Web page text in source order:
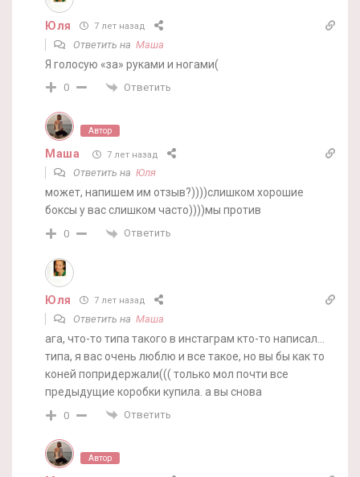
Юля 7 лет назад
Ответить на Маша
Я голосую «за» руками и ногами(
0 Ответить
Автор
Маша 7 лет назад
Ответить на Юля
может, напишем им отзыв?))))слишком хорошие
боксы у вас слишком часто))))мы против
0 Ответить
Юля 7 лет назад
Ответить на Маша
ага, что-то типа такого в инстаграм кто-то написал…
типа, я вас очень люблю и все такое, но вы бы как то
коней попридержали((( только мол почти все
предыдущие коробки купила. а вы снова
0 Ответить
Автор